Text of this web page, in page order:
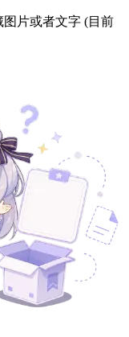
图片或者文字 (目前